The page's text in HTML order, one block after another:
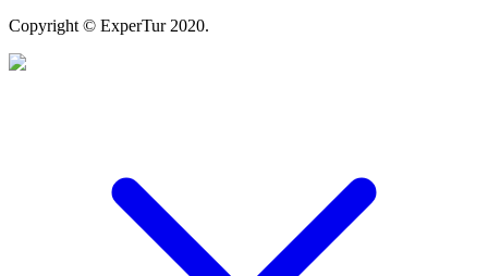
Copyright © ExperTur 2020.